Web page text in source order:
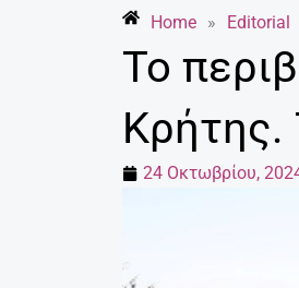
Home » Editorial
Το
Κρήτης.
24 Οκτωβρίου,